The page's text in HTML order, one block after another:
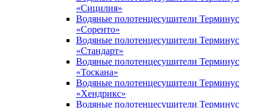
«Сицилия»
Водяные полотенцесушители Терминус
«Соренто»
Водяные полотенцесушители Терминус
«Стандарт»
Водяные полотенцесушители Терминус
«Тоскана»
Водяные полотенцесушители Терминус
«Хендрикс»
Водяные полотенцесушители Терминус